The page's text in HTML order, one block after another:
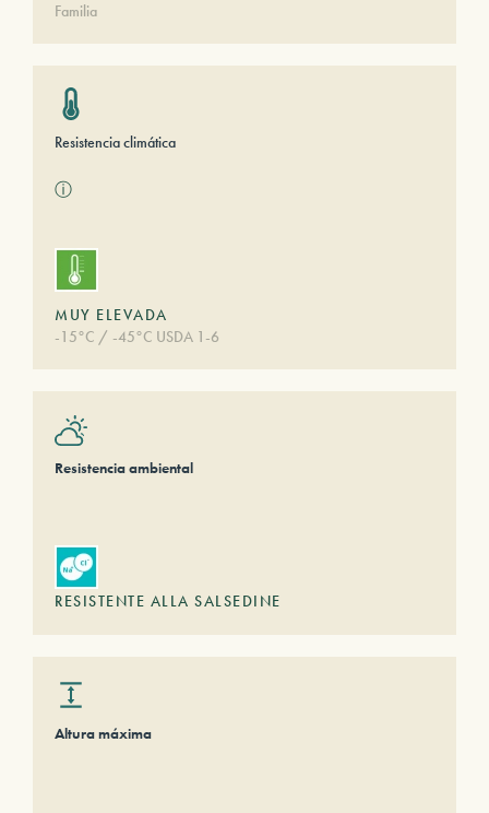
Familia
Resistencia climática
ⓘ
MUY ELEVADA
-15°C / -45°C USDA 1-6
Resistencia ambiental
RESISTENTE ALLA SALSEDINE
Altura máxima